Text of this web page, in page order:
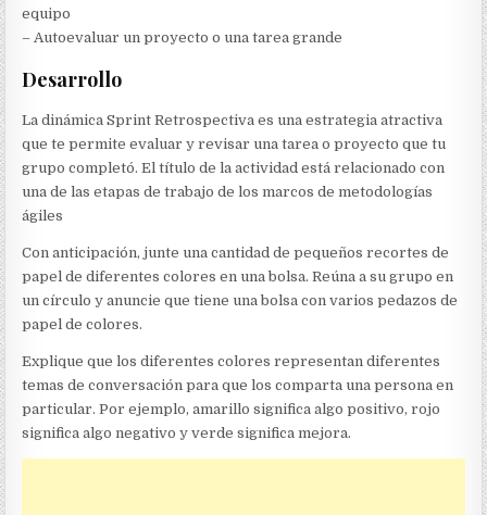
equipo
– Autoevaluar un proyecto o una tarea grande
Desarrollo
La dinámica Sprint Retrospectiva es una estrategia atractiva
que te permite evaluar y revisar una tarea o proyecto que tu
grupo completó. El título de la actividad está relacionado con
una de las etapas de trabajo de los marcos de metodologías
ágiles
Con anticipación, junte una cantidad de pequeños recortes de
papel de diferentes colores en una bolsa. Reúna a su grupo en
un círculo y anuncie que tiene una bolsa con varios pedazos de
papel de colores.
Explique que los diferentes colores representan diferentes
temas de conversación para que los comparta una persona en
particular. Por ejemplo, amarillo significa algo positivo, rojo
significa algo negativo y verde significa mejora.